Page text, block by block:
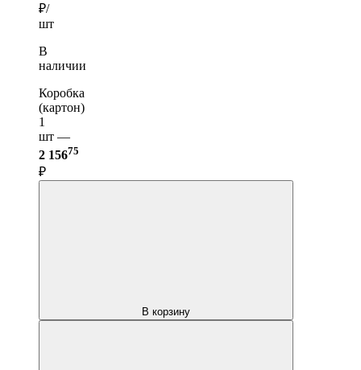
₽/
шт
В
наличии
Коробка
(картон)
1
шт —
2 15675
₽
В корзину